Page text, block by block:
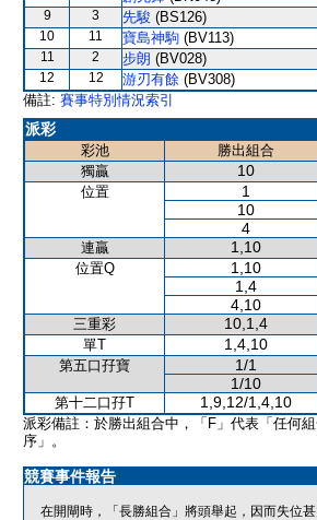
9 3 先駿 (BS126)
10 11 寶島神駒 (BV113)
11 2 步朗 (BV028)
12 12 游刃有餘 (BV308)
備註: 賽事特別情況索引
派彩
彩池 勝出組合
獨贏
10
位置 1
10
4
連贏 1,10
位置Q 1,10
1,4
4,10
三重彩 10,1,4
單T 1,4,10
第五口孖寶 1/1
1/10
第十二口孖T 1,9,12/1,4,10
派彩備註：於勝出組合中，「F」代表「任何
序」。
競賽事件報告
在開閘時，「長勝組合」將頭舉起，因而失位